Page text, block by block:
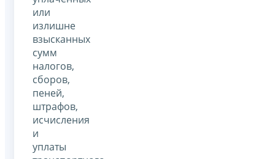
или
излишне
взысканных
сумм
налогов,
сборов,
пеней,
штрафов,
исчисления
и
уплаты